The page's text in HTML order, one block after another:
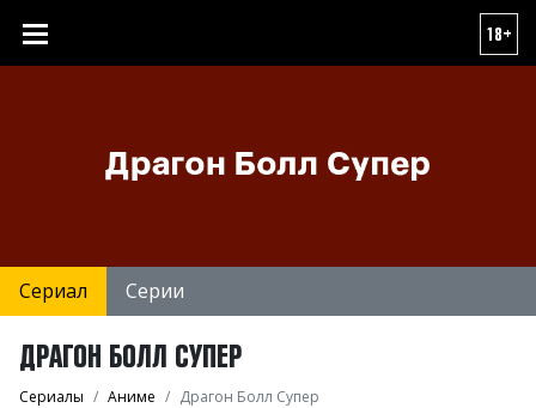
18+
Сериал Серии
ДРАГОН БОЛЛ СУПЕР
Сериалы Аниме Драгон Болл Супер